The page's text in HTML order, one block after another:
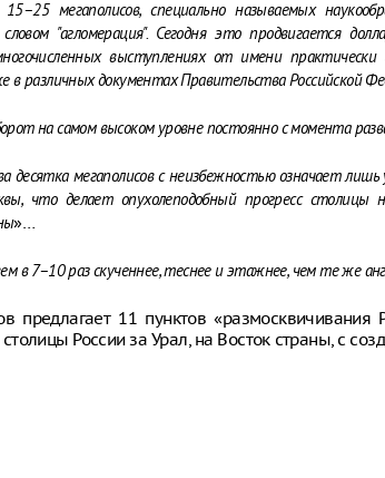
мегаполисов, специально называемых
"агломерация". Сегодня это продвигается
выступлениях от имени практически
в различных документах Правительства Российской
на самом высоком уровне постоянно с момента
мегаполисов с неизбежностью означает лишь
что делает опухолеподобный прогресс
»…
в 7–10 раз скученнее, теснее и этажнее, чем те же
предлагает 11 пунктов «размосквичивания
России за Урал, на Восток страны, с